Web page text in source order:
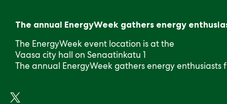
The annual EnergyWeek gathers energy
The EnergyWeek event location is at the
Vaasa city hall on Senaatinkatu 1
The annual EnergyWeek gathers energy